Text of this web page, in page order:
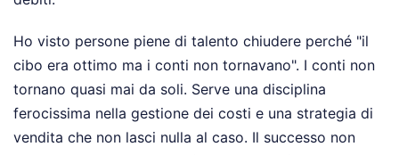
Ho visto persone piene di talento chiudere perché "il
cibo era ottimo ma i conti non tornavano". I conti non
tornano quasi mai da soli. Serve una disciplina
ferocissima nella gestione dei costi e una strategia di
vendita che non lasci nulla al caso. Il successo non